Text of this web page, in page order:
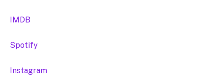
IMDB
Spotify
Instagram